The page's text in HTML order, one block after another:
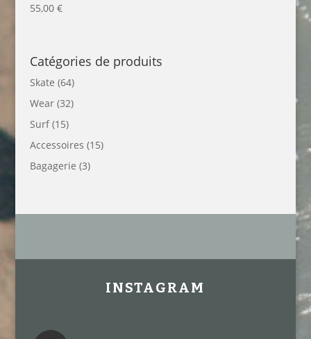
55,00 €
Catégories de produits
Skate (64)
Wear (32)
Surf (15)
Accessoires (15)
Bagagerie (3)
INSTAGRAM